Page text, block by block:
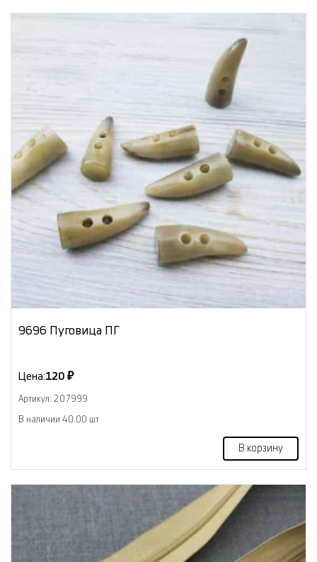
9696 Пуговица ПГ
Цена:120 ₽
Артикул: 207999
В наличии 40.00 шт
В корзину